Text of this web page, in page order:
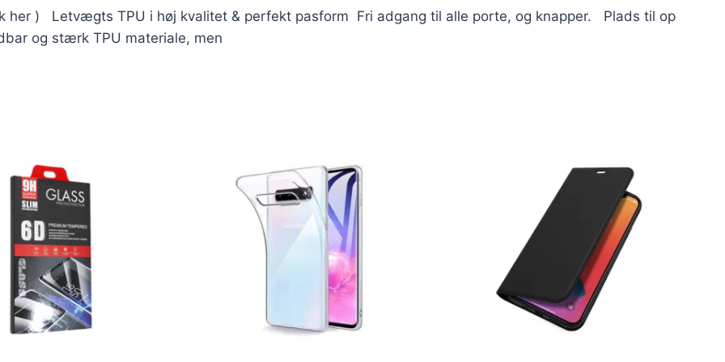
her ) Letvægts TPU i høj kvalitet & perfekt pasform Fri adgang til alle porte, og knapper. Plads til op
og stærk TPU materiale, men